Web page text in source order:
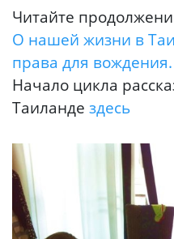
Читайте
О нашей жизни в
права для
Начало цикла
Таиланде здесь